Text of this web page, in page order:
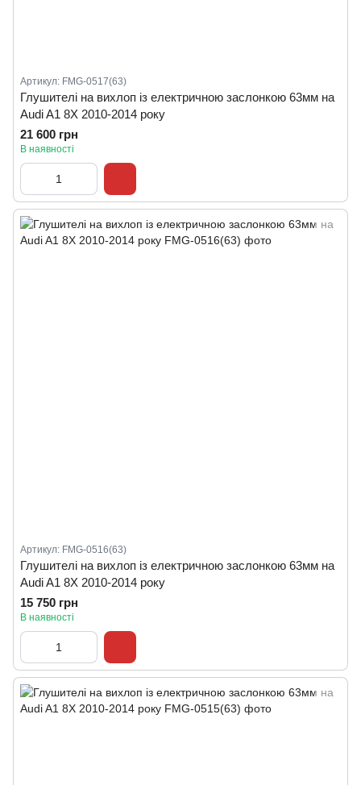
Артикул: FMG-0517(63)
Глушителі на вихлоп із електричною заслонкою 63мм на
Audi A1 8X 2010-2014 року
21 600 грн
В наявності
Артикул: FMG-0516(63)
Глушителі на вихлоп із електричною заслонкою 63мм на
Audi A1 8X 2010-2014 року
15 750 грн
В наявності